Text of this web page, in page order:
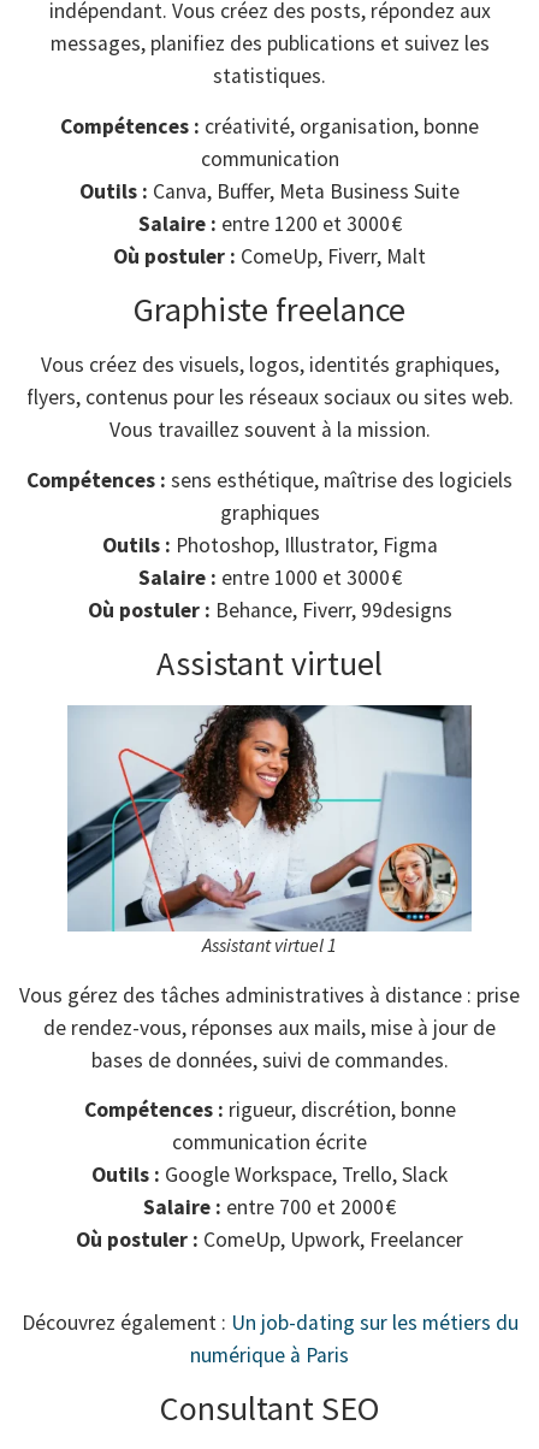
indépendant. Vous créez des posts, répondez aux
messages, planifiez des publications et suivez les
statistiques.
Compétences : créativité, organisation, bonne
communication
Outils : Canva, Buffer, Meta Business Suite
Salaire : entre 1200 et 3000 €
Où postuler : ComeUp, Fiverr, Malt
Graphiste freelance
Vous créez des visuels, logos, identités graphiques,
flyers, contenus pour les réseaux sociaux ou sites web.
Vous travaillez souvent à la mission.
Compétences : sens esthétique, maîtrise des logiciels
graphiques
Outils : Photoshop, Illustrator, Figma
Salaire : entre 1000 et 3000 €
Où postuler : Behance, Fiverr, 99designs
Assistant virtuel
Assistant virtuel 1
Vous gérez des tâches administratives à distance : prise
de rendez-vous, réponses aux mails, mise à jour de
bases de données, suivi de commandes.
Compétences : rigueur, discrétion, bonne
communication écrite
Outils : Google Workspace, Trello, Slack
Salaire : entre 700 et 2000 €
Où postuler : ComeUp, Upwork, Freelancer
Découvrez également : Un job-dating sur les métiers du
numérique à Paris
Consultant SEO